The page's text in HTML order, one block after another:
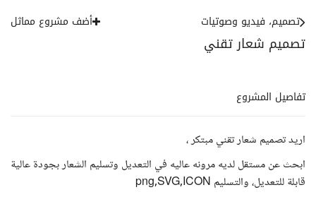
تصميم شعار تقني
تصميم، فيديو وصوتيات أضف مشروع مماثل
تفاصيل المشروع
اريد تصميم شعار تقني مبتكر ،
ابحث عن مستقل لديه مرونه عاليه في التعديل وتسليم الشعار بجودة عالية
قابلة للتعديل، والتسليم png,SVG,ICON